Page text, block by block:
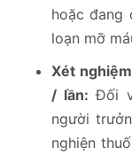
hoặc đang
loạn mỡ
Xét
/ lần: Đối
người
nghiện